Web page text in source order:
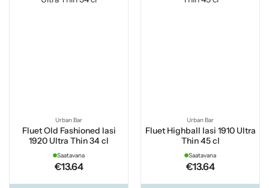
Urban Bar
Fluet Old Fashioned lasi
1920 Ultra Thin 34 cl
Saatavana
€13.64
Urban Bar
Fluet Highball lasi 1910 Ultra
Thin 45 cl
Saatavana
€13.64